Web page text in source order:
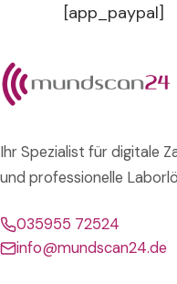
[app_paypal]
Ihr Spezialist für digitale
und professionelle
035955 72524
info@mundscan24.de